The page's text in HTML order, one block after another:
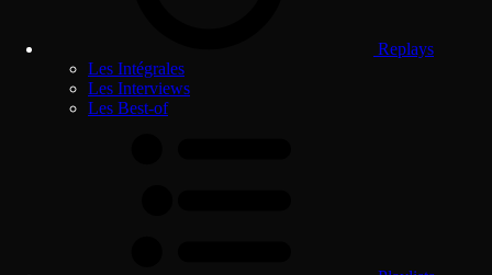
Replays
Les Intégrales
Les Interviews
Les Best-of